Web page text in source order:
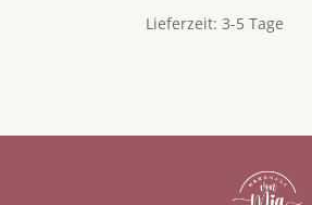
Lieferzeit:3-5 Tage